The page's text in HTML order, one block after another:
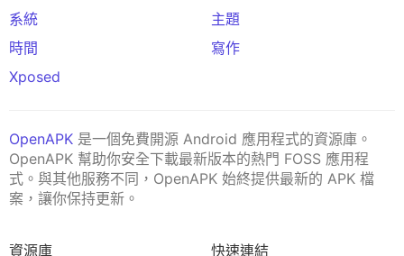
系統
主題
時間
寫作
Xposed
OpenAPK 是一個免費開源 Android 應用程式的資源庫。
OpenAPK 幫助你安全下載最新版本的熱門 FOSS 應用程
式。與其他服務不同，OpenAPK 始終提供最新的 APK 檔
案，讓你保持更新。
資源庫 快速連結